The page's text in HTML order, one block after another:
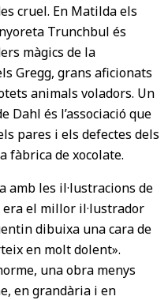
cruel. En Matilda els
Trunchbul és
màgics de la
Gregg, grans aficionats
animals voladors. Un
Dahl és l’associació que
pares i els defectes dels
fàbrica de xocolate.
amb les il·lustracions de
el millor il·lustrador
dibuixa una cara de
en molt dolent».
una obra menys
en grandària i en